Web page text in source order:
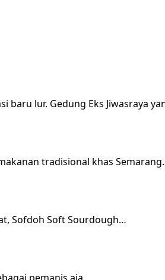
baru lur. Gedung Eks Jiwasraya
tradisional khas
Sofdoh Soft Sourdough…